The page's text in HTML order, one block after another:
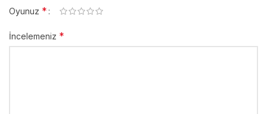
Oyunuz *
İncelemeniz *